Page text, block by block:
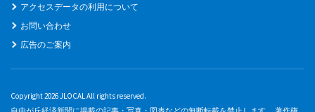
アクセスデータの利用について
お問い合わせ
広告のご案内
Copyright 2026 JLOCAL All rights reserved.